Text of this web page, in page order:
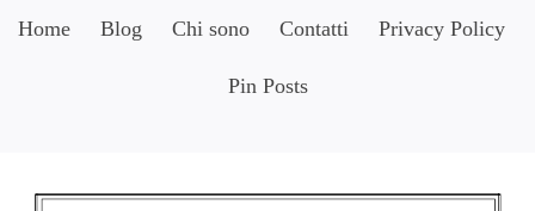
SkipHome Blog Chi sono Contatti Privacy Policy
Pin Posts